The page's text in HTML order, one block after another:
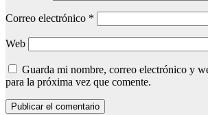
Correo electrónico *
Web
Guarda mi nombre, correo electrónico y
para la próxima vez que comente.